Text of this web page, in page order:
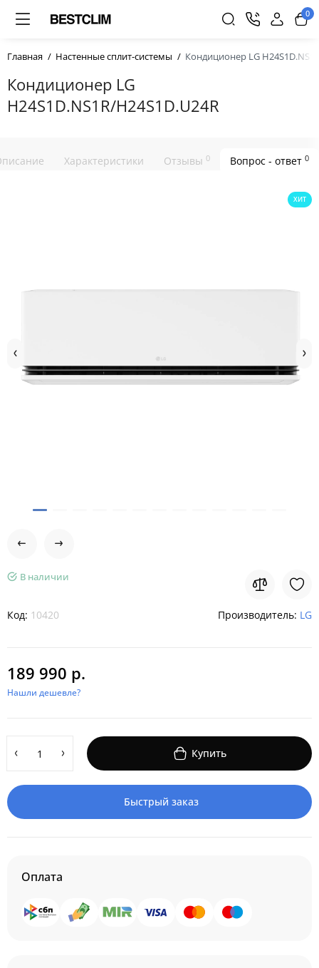
0
Главная Настенные сплит-системы Кондиционер LG
Кондиционер LG
H24S1D.NS1R/H24S1D.U24R
Характеристики Отзывы 0 Вопрос - ответ 0
ХИТ
В наличии
Код: 10420 Производитель: LG
189 990 р.
Нашли дешевле?
Купить
Быстрый заказ
Оплата